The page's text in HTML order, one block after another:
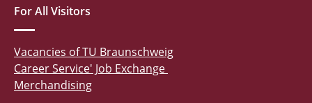
For All Visitors
Vacancies of TU Braunschweig
Career Service' Job Exchange
Merchandising